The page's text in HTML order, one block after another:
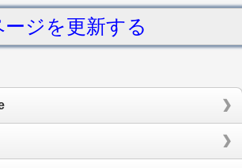
ージを更新する